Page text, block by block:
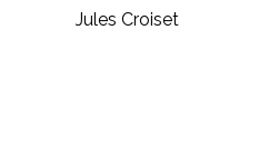
Jules Croiset